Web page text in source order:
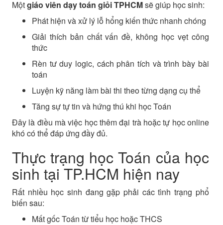
Mộtgiáo viên dạy toán giỏi TPHCMsẽ giúp học sinh:
Phát hiện và xử lý lỗ hổng kiến thức nhanh chóng
Giải thích bản chất vấn đề, không học vẹt công
thức
Rèn tư duy logic, cách phân tích và trình bày bài
toán
Luyện kỹ năng làm bài thi theo từng dạng cụ thể
Tăng sự tự tin và hứng thú khi học Toán
Đây là điều mà việc học thêm đại trà hoặc tự học online
khó có thể đáp ứng đầy đủ.
Thực trạng học Toán của học
sinh tại TP.HCM hiện nay
Rất nhiều học sinh đang gặp phải các tình trạng phổ
biến sau:
Mất gốc Toán từ tiểu học hoặc THCS